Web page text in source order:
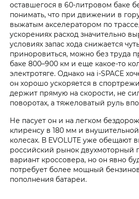
оставшегося в 60-литровом баке
понимать, что при движении в
выжатым акселератором по
ускорениях расход значительно
условиях запас хода снижается
приноровиться, можно без труда
баке 800–900 км и еще какое-то
электротяге. Однако на i‑SPACE
он хорошо ускоряется в
держит прямую на скорости, не
поворотах, а тяжеловатый руль
Не пасует он и на легком
клиренсу в 180 мм и
колесах. В EVOLUTE уже обещают
российский рынок двухмоторный
вариант кроссовера, но он явно
потребует более мощный
пополнения батареи.